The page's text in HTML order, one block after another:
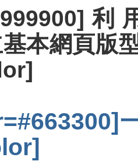
本網頁版